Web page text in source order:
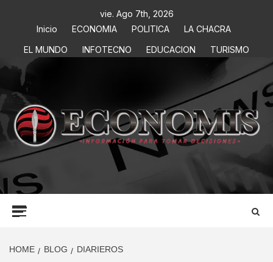
vie. Ago 7th, 2026
Inicio
ECONOMIA POLITICA
LA CHACRA
EL MUNDO
INFOTECNO EDUCACION TURISMO
ECONOMIS
INFORMACIÓN PARA TOMAR DECISIONES
HOME BLOG DIARIEROS